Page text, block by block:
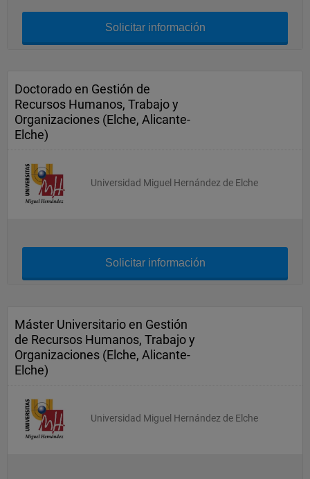
Solicitar información
Doctorado en Gestión de
Recursos Humanos, Trabajo y
Organizaciones (Elche, Alicante-
Elche)
Universidad Miguel Hernández de Elche
Solicitar información
Máster Universitario en Gestión
de Recursos Humanos, Trabajo y
Organizaciones (Elche, Alicante-
Elche)
Universidad Miguel Hernández de Elche